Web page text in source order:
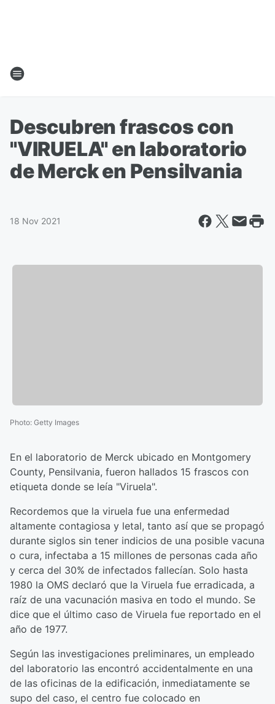
Descubren frascos con
"VIRUELA" en laboratorio
de Merck en Pensilvania
18 Nov 2021
Photo: Getty Images
En el laboratorio de Merck ubicado en Montgomery
County, Pensilvania, fueron hallados 15 frascos con
etiqueta donde se leía "Viruela".
Recordemos que la viruela fue una enfermedad
altamente contagiosa y letal, tanto así que se propagó
durante siglos sin tener indicios de una posible vacuna
o cura, infectaba a 15 millones de personas cada año
y cerca del 30% de infectados fallecían. Solo hasta
1980 la OMS declaró que la Viruela fue erradicada, a
raíz de una vacunación masiva en todo el mundo. Se
dice que el último caso de Viruela fue reportado en el
año de 1977.
Según las investigaciones preliminares, un empleado
del laboratorio las encontró accidentalmente en una
de las oficinas de la edificación, inmediatamente se
supo del caso, el centro fue colocado en